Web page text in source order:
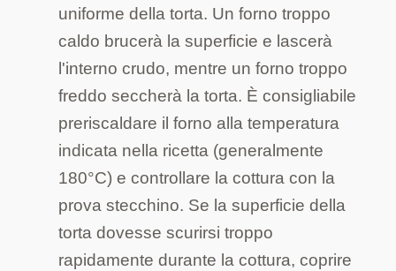
uniforme della torta. Un forno troppo
caldo brucerà la superficie e lascerà
l'interno crudo, mentre un forno troppo
freddo seccherà la torta. È consigliabile
preriscaldare il forno alla temperatura
indicata nella ricetta (generalmente
180°C) e controllare la cottura con la
prova stecchino. Se la superficie della
torta dovesse scurirsi troppo
rapidamente durante la cottura, coprire